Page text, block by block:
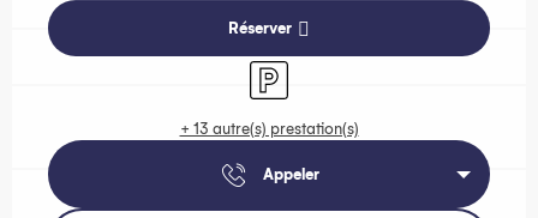
Réserver
Parking
+ 13 autre(s) prestation(s)
Appeler